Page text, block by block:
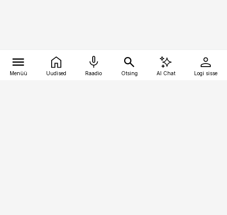
Menüü Uudised Raadio Otsing AI Chat Logi sisse